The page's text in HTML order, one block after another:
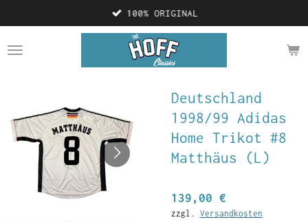
Hauptinhalt
springen
100% ORIGINAL
Deutschland
1998/99 Adidas
Home Trikot #8
Matthäus (L)
139,00 €
zzgl. Versandkosten